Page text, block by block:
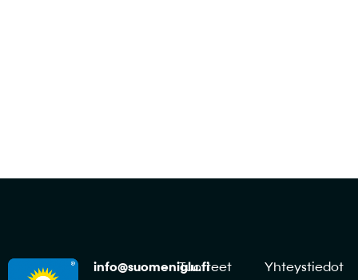
info@suomeniglu.fi
Tuotteet Yhteystiedot